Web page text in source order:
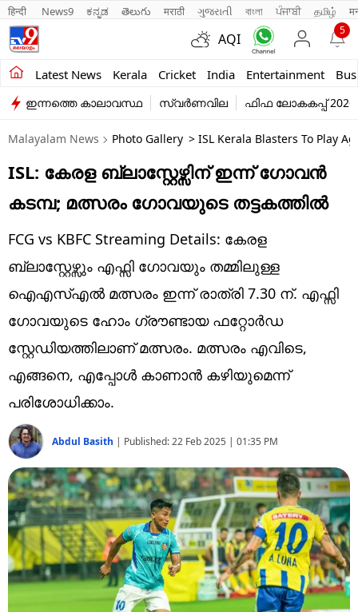
हिन्दी News9 ಕನ್ನಡ తెలుగు मराठी ગુજરાતી বাংলা ਪੰਜਾਬੀ தமிழ்
AQI
5
Latest News Kerala Cricket India Entertainment
Kerala
India
Entertainment
Business
Education
Lifestyle
world
Technology
Religion
Web Story
Photo
Short Videos
ഇന്നത്തെ കാലാവസ്ഥ സ്വർണവില ഫിഫ ലോകകപ്പ് 2026
Malayalam News Photo Gallery > ISL Kerala Blasters To Play
ISL: കേരള ബ്ലാസ്റ്റേഴ്സിന് ഇന്ന് ഗോവൻ
കടമ്പ; മത്സരം ഗോവയുടെ തട്ടകത്തിൽ
FCG vs KBFC Streaming Details: കേരള
ബ്ലാസ്റ്റേഴ്സും എഫ്സി ഗോവയും തമ്മിലുള്ള
ഐഎസ്എൽ മത്സരം ഇന്ന് രാത്രി 7.30 ന്. എഫ്സി
ഗോവയുടെ ഹോം ഗ്രൗണ്ടായ ഫറ്റോർഡ
സ്റ്റേഡിയത്തിലാണ് മത്സരം. മത്സരം എവിടെ,
എങ്ങനെ, എപ്പോൾ കാണാൻ കഴിയുമെന്ന്
പരിശോധിക്കാം.
Abdul Basith | Published:22 Feb 2025 | 01:35 PM